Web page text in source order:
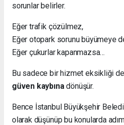
sorunlar belirler.
Eğer trafik çözülmez,
Eğer otopark sorunu büyümeye
Eğer çukurlar kapanmazsa…
Bu sadece bir hizmet eksikliği
güven kaybına dönüşür.
Bence İstanbul Büyükşehir
olarak düşünüp bu konularda